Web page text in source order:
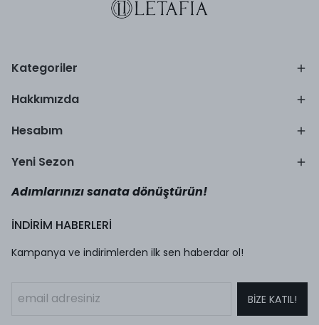
Kategoriler
Hakkımızda
Hesabım
Yeni Sezon
Adımlarınızı sanata dönüştürün!
İNDİRİM HABERLERİ
Kampanya ve indirimlerden ilk sen haberdar ol!
BİZE KATIL!